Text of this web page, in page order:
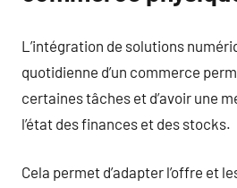
L’intégration de solutions
quotidienne d’un commerce
certaines tâches et d’avoir une
l’état des finances et des stocks.
Cela permet d’adapter l’offre et